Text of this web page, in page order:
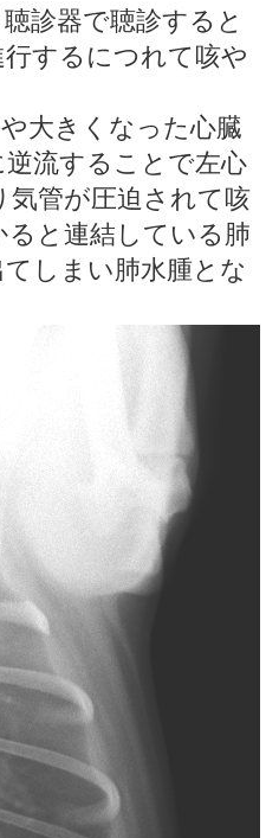
診器で聴診すると
するにつれて咳や
大きくなった心臓
流することで左心
気管が圧迫されて咳
と連結している肺
しまい肺水腫とな